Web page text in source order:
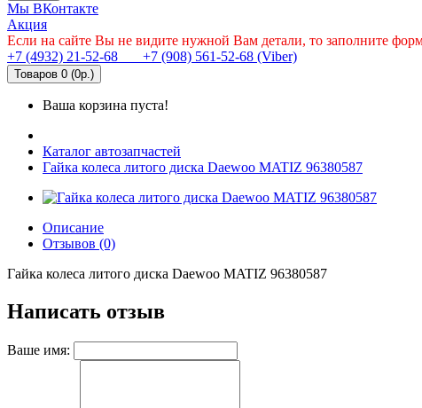
Мы ВКонтакте
Акция
Если на сайте Вы не видите нужной Вам детали, то заполните
+7 (4932) 21-52-68
+7 (908) 561-52-68 (Viber)
Товаров 0 (0р.)
Ваша корзина пуста!
Каталог автозапчастей
Гайка колеса литого диска Daewoo MATIZ 96380587
Описание
Отзывов (0)
Гайка колеса литого диска Daewoo MATIZ 96380587
Написать отзыв
Ваше имя: